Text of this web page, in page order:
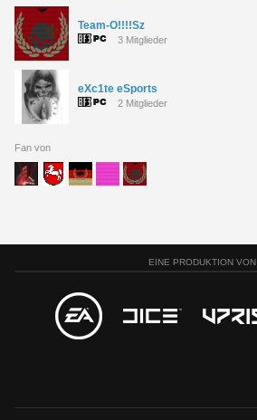
Team-O!!!!Sz
3 Mitglieder
eXc1te eSports
2 Mitglieder
Fan von
EINE PRODUKTION VON